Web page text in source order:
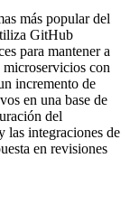
más popular del
GitHub
para mantener a
microservicios con
incremento de
en una base de
del
las integraciones de
en revisiones